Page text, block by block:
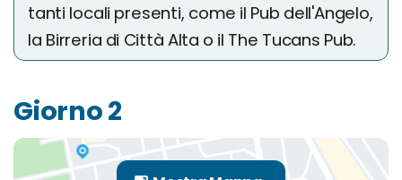
tanti locali presenti, come il Pub dell'Angelo,
la Birreria di Città Alta o il The Tucans Pub.
Giorno 2